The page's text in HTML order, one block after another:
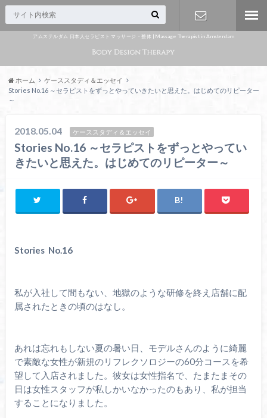
アムステルダム 日本人セラピスト マッサージ・整体 | Massage Therapist in Amsterdam
ホーム
ケーススタディ＆エッセイ
Stories No.16 ～セラピストをずっとやっていきたいと思えた。はじめてのリピーター
～
2018.05.04 ケーススタディ＆エッセイ
Stories No.16 ～セラピストをずっとやってい
きたいと思えた。はじめてのリピーター～
Stories No.16
私が入社して間もない、地獄のような研修を終え店舗に配
属されたときの頃のはなし。
あれは忘れもしない夏の暑い日、モデルさんのように綺麗
で素敵な女性が新規のリフレクソロジーの60分コースを希
望して入店されました。彼女は女性指名で、たまたまその
日は女性スタッフが私しかいなかったのもあり、私が担当
することになりました。